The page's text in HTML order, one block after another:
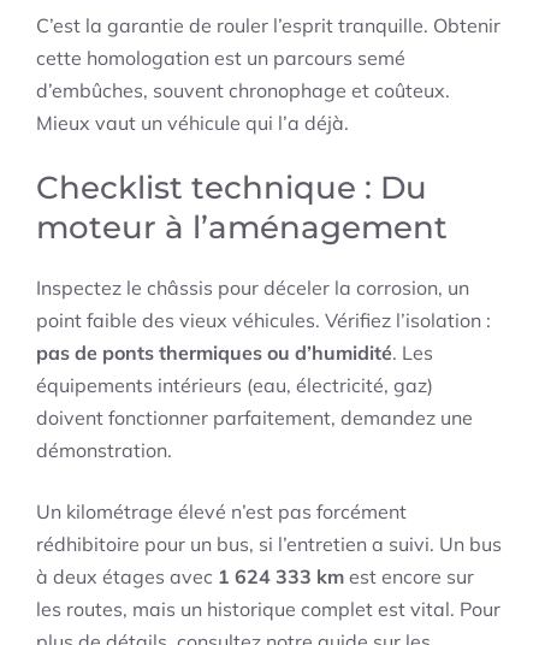
C’est la garantie de rouler l’esprit tranquille. Obtenir
cette homologation est un parcours semé
d’embûches, souvent chronophage et coûteux.
Mieux vaut un véhicule qui l’a déjà.
Checklist technique : Du
moteur à l’aménagement
Inspectez le châssis pour déceler la corrosion, un
point faible des vieux véhicules. Vérifiez l’isolation :
pas de ponts thermiques ou d’humidité. Les
équipements intérieurs (eau, électricité, gaz)
doivent fonctionner parfaitement, demandez une
démonstration.
Un kilométrage élevé n’est pas forcément
rédhibitoire pour un bus, si l’entretien a suivi. Un bus
à deux étages avec 1 624 333 km est encore sur
les routes, mais un historique complet est vital. Pour